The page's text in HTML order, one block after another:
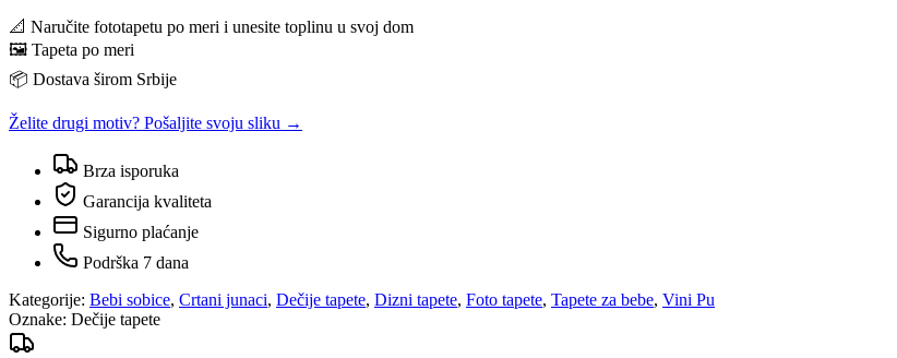
📐 Naručite fototapetu po meri i unesite toplinu u svoj dom
🖼️ Tapeta po meri
📦 Dostava širom Srbije
Želite drugi motiv? Pošaljite svoju sliku →
Brza isporuka
Garancija kvaliteta
Sigurno plaćanje
Podrška 7 dana
Kategorije: Bebi sobice, Crtani junaci, Dečije tapete, Dizni tapete, Foto tapete, Tapete za bebe, Vini Pu
Oznake: Dečije tapete